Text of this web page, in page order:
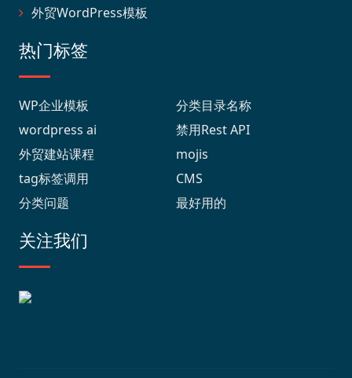
外贸WordPress模板
热门标签
WP企业模板
分类目录名称
wordpress ai
禁用Rest API
外贸建站课程
mojis
tag标签调用
CMS
分类问题
最好用的
关注我们